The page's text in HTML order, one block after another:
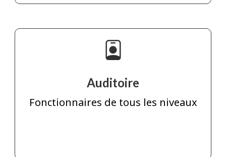
Auditoire
Fonctionnaires de tous les niveaux